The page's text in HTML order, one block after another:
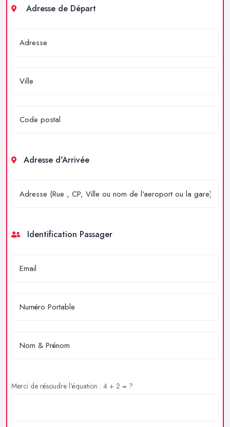
Adresse de Départ
Adresse d'Arrivée
Identification Passager
Merci de résoudre l'équation : 4 + 2 = ?